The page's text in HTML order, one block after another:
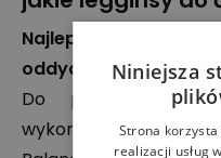
Najlepsze legginsy
oddychającego,
Do produkcji
wykorzystuje się
Niniejsza
Strona
realizacji usług